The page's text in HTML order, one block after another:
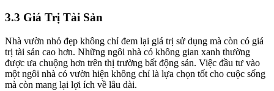
3.3 Giá Trị Tài Sản
Nhà vườn nhỏ đẹp không chỉ đem lại giá trị sử dụng mà còn có giá
trị tài sản cao hơn. Những ngôi nhà có không gian xanh thường
được ưa chuộng hơn trên thị trường bất động sản. Việc đầu tư vào
một ngôi nhà có vườn hiện không chỉ là lựa chọn tốt cho cuộc sống
mà còn mang lại lợi ích về lâu dài.